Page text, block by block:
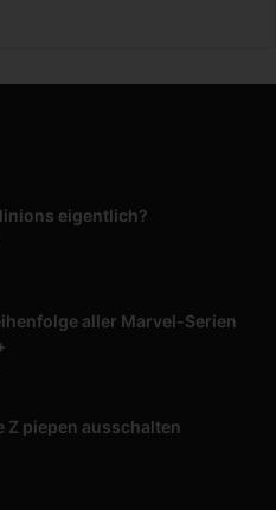
eigentlich?
aller Marvel-Serien
Z piepen ausschalten